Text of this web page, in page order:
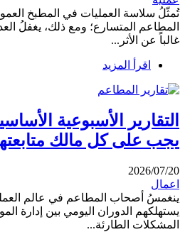
تُمثّلُ سلاسة العمليات في المطبخ
المطاعم المتسارع؛ ومع ذلك، يغفلُ
غالباً عن الأثر...
اقرأ المزيد
التقارير الأسبوعية
يجب على كل مالك
2026/07/20
اعمال
ينغمسُ أصحاب المطاعم في عالم
يستهلكهم الدوران اليومي بين إدارة
المشكلات الطارئة...